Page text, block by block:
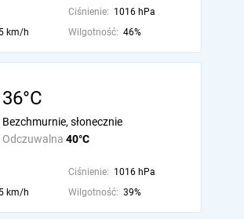
Ciśnienie: 1016 hPa
km/h Wilgotność: 46%
36°C
Odczuwalna 40°C
Bezchmurnie, słonecznie
Ciśnienie: 1016 hPa
km/h Wilgotność: 39%